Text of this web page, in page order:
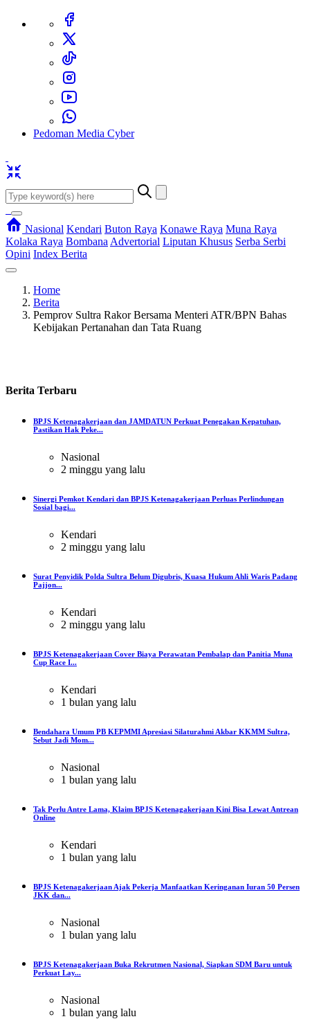
Pedoman Media Cyber
Nasional Kendari Buton Raya Konawe Raya Muna Raya
Kolaka Raya Bombana Advertorial Liputan Khusus Serba Serbi
Opini Index Berita
Home
Berita
Pemprov Sultra Rakor Bersama Menteri ATR/BPN Bahas
Kebijakan Pertanahan dan Tata Ruang
Berita Terbaru
BPJS Ketenagakerjaan dan JAMDATUN Perkuat Penegakan Kepatuhan,
Pastikan Hak Peke...
Nasional
2 minggu yang lalu
Sinergi Pemkot Kendari dan BPJS Ketenagakerjaan Perluas Perlindungan
Sosial bagi...
Kendari
2 minggu yang lalu
Surat Penyidik Polda Sultra Belum Digubris, Kuasa Hukum Ahli Waris Padang
Pajjon...
Kendari
2 minggu yang lalu
BPJS Ketenagakerjaan Cover Biaya Perawatan Pembalap dan Panitia Muna
Cup Race I...
Kendari
1 bulan yang lalu
Bendahara Umum PB KEPMMI Apresiasi Silaturahmi Akbar KKMM Sultra,
Sebut Jadi Mom...
Nasional
1 bulan yang lalu
Tak Perlu Antre Lama, Klaim BPJS Ketenagakerjaan Kini Bisa Lewat Antrean
Online
Kendari
1 bulan yang lalu
BPJS Ketenagakerjaan Ajak Pekerja Manfaatkan Keringanan Iuran 50 Persen
JKK dan...
Nasional
1 bulan yang lalu
BPJS Ketenagakerjaan Buka Rekrutmen Nasional, Siapkan SDM Baru untuk
Perkuat Lay...
Nasional
1 bulan yang lalu